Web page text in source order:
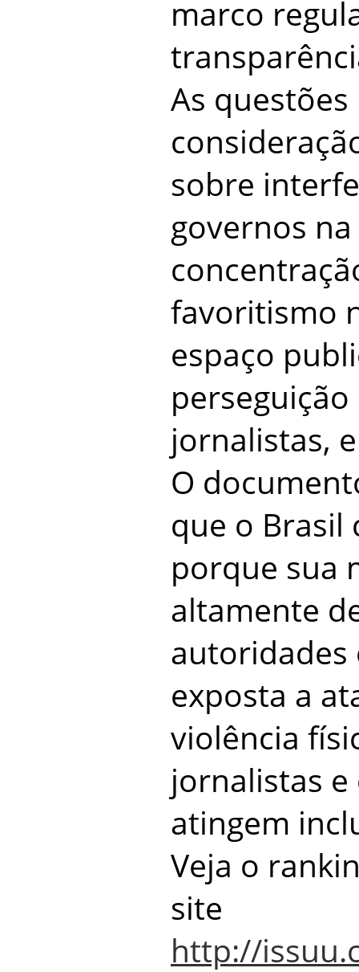
marco
As
sobre
governos
favoritismo
espaço
jornalistas,
O
que o Brasil
porque sua
altamente
autoridades
exposta a
violência
jornalistas
atingem
Veja o
site
http://